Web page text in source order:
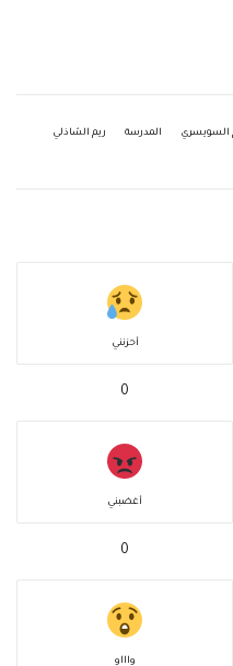
السويسري المدرسة
ريم الشاذلي
أحزنني
0
أغضبني
0
واااو